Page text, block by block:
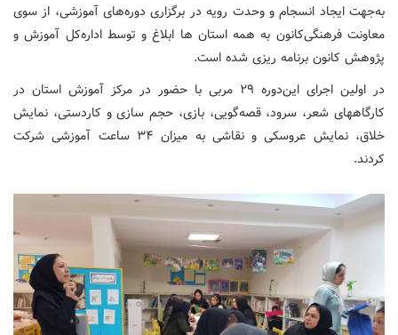
به‌جهت ایجاد انسجام و وحدت رویه‌ در برگزاری دوره‌های آموزشی، از سوی
معاونت فرهنگی‌کانون به‌ همه استان ها ابلاغ و توسط اداره‌کل آموزش و
پژوهش کانون برنامه ریزی شده است.
در اولین اجرای این‌دوره ۲۹ مربی با حضور در مرکز آموزش استان در
کارگاههای شعر، سرود، قصه‌گویی، بازی، حجم سازی و کاردستی، نمایش
خلاق، نمایش عروسکی و نقاشی به میزان ۳۴ ساعت آموزشی شرکت
کردند.